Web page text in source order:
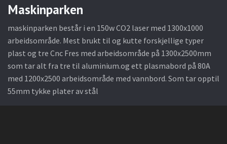
Maskinparken
maskinparken består i en 150w CO2 laser med 1300x1000
arbeidsområde. Mest brukt til og kutte forskjellige typer
plast og tre Cnc Fres med arbeidsområde på 1300x2500mm
som tar alt fra tre til aluminium.og ett plasmabord på 80A
med 1200x2500 arbeidsområde med vannbord. Som tar opptil
55mm tykke plater av stål